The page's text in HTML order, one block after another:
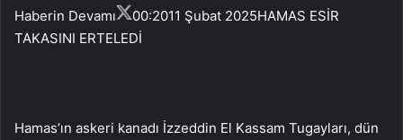
Haberin Devamı 00:2011 Şubat 2025HAMAS ESİR
TAKASINI ERTELEDİ
Hamas’ın askeri kanadı İzzeddin El Kassam Tugayları, dün